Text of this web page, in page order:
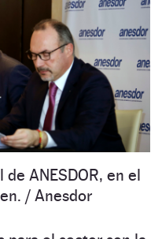
ANESDOR, en el
/ Anesdor